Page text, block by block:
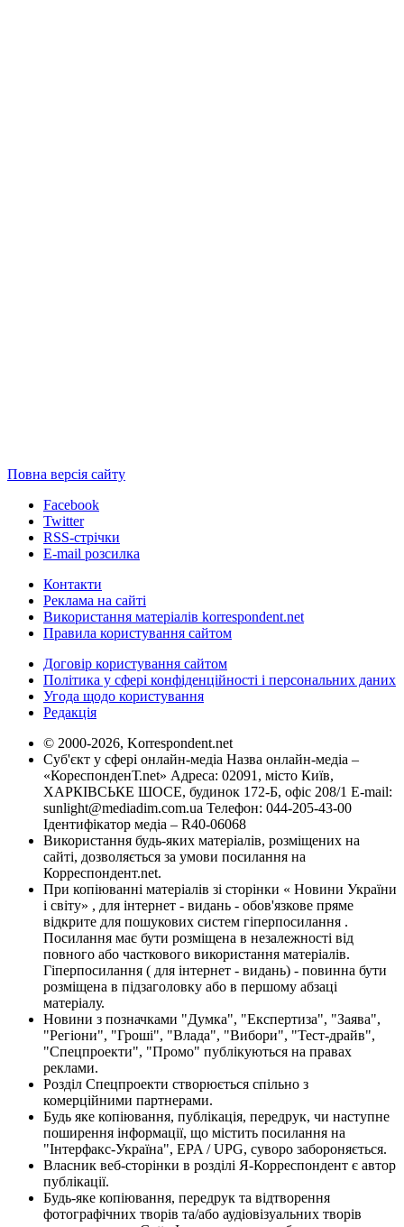
Повна версія сайту
Facebook
Twitter
RSS-стрічки
E-mail розсилка
Контакти
Реклама на сайті
Використання матеріалів korrespondent.net
Правила користування сайтом
Договір користування сайтом
Політика у сфері конфіденційності і персональних даних
Угода щодо користування
Редакція
© 2000-2026, Korrespondent.net
Суб'єкт у сфері онлайн-медіа Назва онлайн-медіа –
«КореспонденТ.net» Адреса: 02091, місто Київ,
ХАРКІВСЬКЕ ШОСЕ, будинок 172-Б, офіс 208/1 E-mail:
sunlight@mediadim.com.ua Телефон: 044-205-43-00
Ідентифікатор медіа – R40-06068
Використання будь-яких матеріалів, розміщених на
сайті, дозволяється за умови посилання на
Корреспондент.net.
При копіюванні матеріалів зі сторінки « Новини України
і світу» , для інтернет - видань - обов'язкове пряме
відкрите для пошукових систем гіперпосилання .
Посилання має бути розміщена в незалежності від
повного або часткового використання матеріалів.
Гіперпосилання ( для інтернет - видань) - повинна бути
розміщена в підзаголовку або в першому абзаці
матеріалу.
Новини з позначками "Думка", "Експертиза", "Заява",
"Регіони", "Гроші", "Влада", "Вибори", "Тест-драйв",
"Спецпроекти", "Промо" публікуються на правах
реклами.
Розділ Спецпроекти створюється спільно з
комерційними партнерами.
Будь яке копіювання, публікація, передрук, чи наступне
поширення інформації, що містить посилання на
"Інтерфакс-Україна", EPA / UPG, суворо забороняється.
Власник веб-сторінки в розділі Я-Корреспондент є автор
публікації.
Будь-яке копіювання, передрук та відтворення
фотографічних творів та/або аудіовізуальних творів